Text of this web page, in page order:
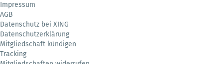
Impressum
AGB
Datenschutz bei XING
Datenschutzerklärung
Mitgliedschaft kündigen
Tracking